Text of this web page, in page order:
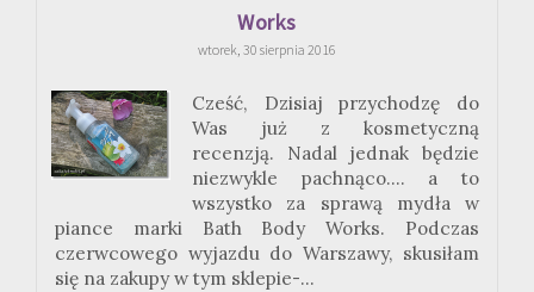
Works
wtorek, 30 sierpnia 2016
Cześć, Dzisiaj przychodzę do
Was już z kosmetyczną
recenzją. Nadal jednak będzie
niezwykle pachnąco.... a to
wszystko za sprawą mydła w
piance marki Bath Body Works. Podczas
czerwcowego wyjazdu do Warszawy, skusiłam
się na zakupy w tym sklepie-...